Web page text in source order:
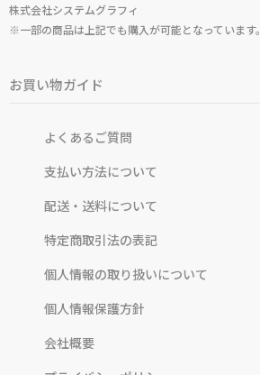
株式会社システムグラフィ
※一部の商品は上記でも購入が可能となっています。
お買い物ガイド
よくあるご質問
支払い方法について
配送・送料について
特定商取引法の表記
個人情報の取り扱いについて
個人情報保護方針
会社概要